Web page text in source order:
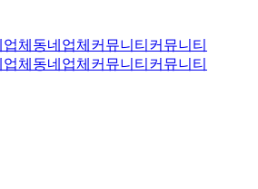
체 동네업체 커뮤니티 커뮤니티
체 동네업체 커뮤니티 커뮤니티